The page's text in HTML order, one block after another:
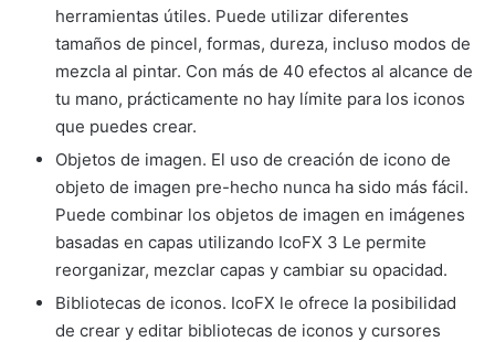
herramientas útiles. Puede utilizar diferentes
tamaños de pincel, formas, dureza, incluso modos de
mezcla al pintar. Con más de 40 efectos al alcance de
tu mano, prácticamente no hay límite para los iconos
que puedes crear.
Objetos de imagen. El uso de creación de icono de
objeto de imagen pre-hecho nunca ha sido más fácil.
Puede combinar los objetos de imagen en imágenes
basadas en capas utilizando IcoFX 3 Le permite
reorganizar, mezclar capas y cambiar su opacidad.
Bibliotecas de iconos. IcoFX le ofrece la posibilidad
de crear y editar bibliotecas de iconos y cursores